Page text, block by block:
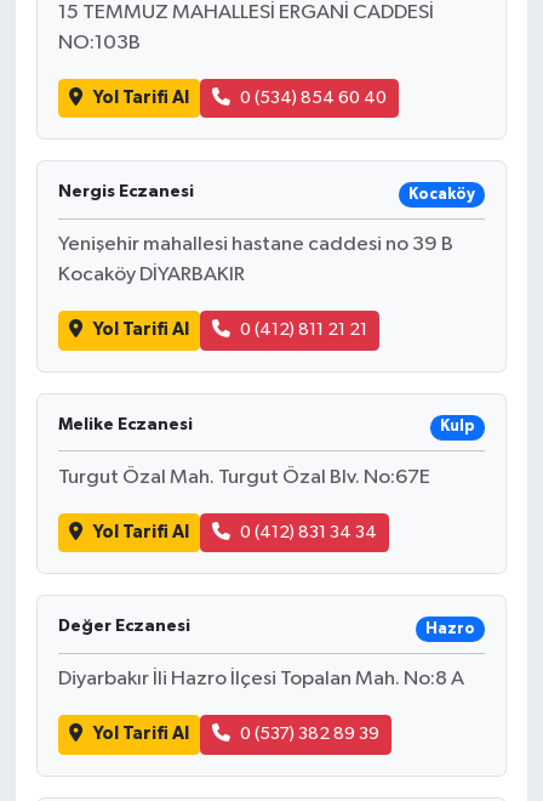
15 TEMMUZ MAHALLESİ ERGANİ CADDESİ
NO:103B
Yol Tarifi Al 0 (534) 854 60 40
Nergis Eczanesi Kocaköy
Yenişehir mahallesi hastane caddesi no 39 B
Kocaköy DİYARBAKIR
Yol Tarifi Al 0 (412) 811 21 21
Melike Eczanesi Kulp
Turgut Özal Mah. Turgut Özal Blv. No:67E
Yol Tarifi Al 0 (412) 831 34 34
Değer Eczanesi Hazro
Diyarbakır İli Hazro İlçesi Topalan Mah. No:8 A
Yol Tarifi Al 0 (537) 382 89 39